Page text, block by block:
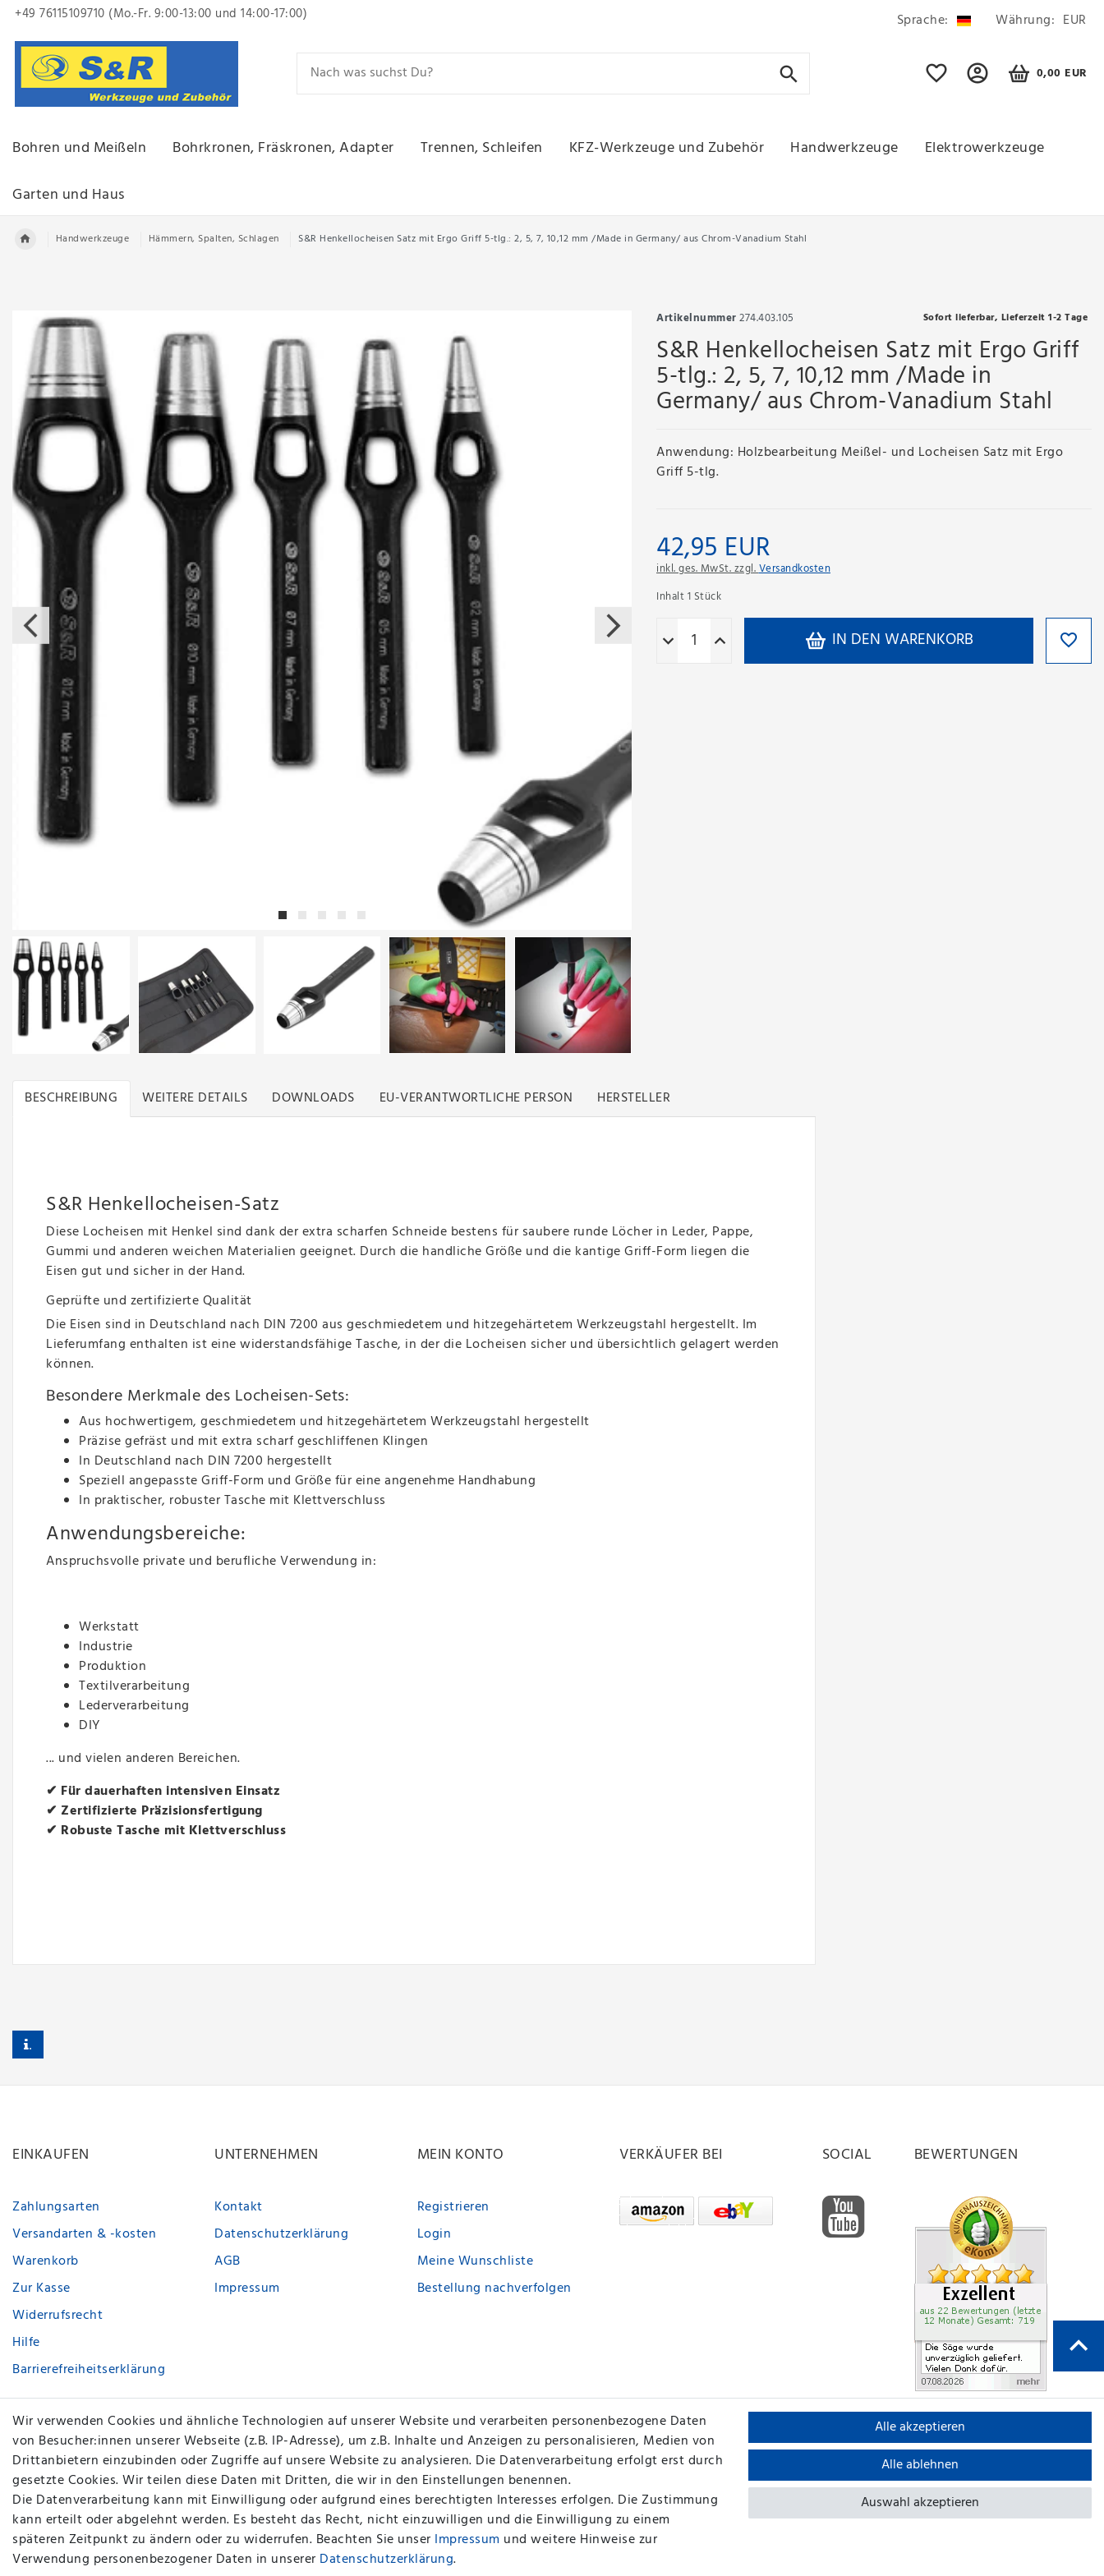
+49 76115109710 (Mo.-Fr. 9:00-13:00 und 14:00-17:00) Sprache: Währung: EUR
0,00 EUR
Bohren und Meißeln Bohrkronen, Fräskronen, Adapter Trennen, Schleifen KFZ-Werkzeuge und Zubehör Handwerkzeuge
Elektrowerkzeuge
Garten und Haus
Handwerkzeuge Hämmern, Spalten, Schlagen S&R Henkellocheisen Satz mit Ergo Griff 5-tlg.: 2, 5, 7, 10,12 mm /Made in Germany/ aus Chrom-Vanadium Stahl
Artikelnummer274.403.105 Sofort lieferbar, Lieferzeit 1-2 Tage
S&R Henkellocheisen Satz mit Ergo Griff
5-tlg.: 2, 5, 7, 10,12 mm /Made in
Germany/ aus Chrom-Vanadium Stahl
Anwendung: Holzbearbeitung Meißel- und Locheisen Satz mit Ergo
Griff 5-tlg.
42,95 EUR
inkl. ges. MwSt. zzgl.Versandkosten
Inhalt1 Stück
IN DEN WARENKORB
BESCHREIBUNG WEITERE DETAILS DOWNLOADS EU-VERANTWORTLICHE PERSON HERSTELLER
S&R Henkellocheisen-Satz
Diese Locheisen mit Henkel sind dank der extra scharfen Schneide bestens für saubere runde Löcher in Leder, Pappe,
Gummi und anderen weichen Materialien geeignet. Durch die handliche Größe und die kantige Griff-Form liegen die
Eisen gut und sicher in der Hand.
Geprüfte und zertifizierte Qualität
Die Eisen sind in Deutschland nach DIN 7200 aus geschmiedetem und hitzegehärtetem Werkzeugstahl hergestellt. Im
Lieferumfang enthalten ist eine widerstandsfähige Tasche, in der die Locheisen sicher und übersichtlich gelagert werden
können.
Besondere Merkmale des Locheisen-Sets:
Aus hochwertigem, geschmiedetem und hitzegehärtetem Werkzeugstahl hergestellt
Präzise gefräst und mit extra scharf geschliffenen Klingen
In Deutschland nach DIN 7200 hergestellt
Speziell angepasste Griff-Form und Größe für eine angenehme Handhabung
In praktischer, robuster Tasche mit Klettverschluss
Anwendungsbereiche:
Anspruchsvolle private und berufliche Verwendung in:
Werkstatt
Industrie
Produktion
Textilverarbeitung
Lederverarbeitung
DIY
... und vielen anderen Bereichen.
✔ Für dauerhaften intensiven Einsatz
✔ Zertifizierte Präzisionsfertigung
✔ Robuste Tasche mit Klettverschluss
EINKAUFEN
Zahlungsarten
Versandarten & -kosten
Warenkorb
Zur Kasse
Widerrufsrecht
Hilfe
Barrierefreiheitserklärung
Vertrag widerrufen
Kontakt
UNTERNEHMEN
Kontakt
Datenschutzerklärung
AGB
Impressum
MEIN KONTO
Registrieren
Login
Meine Wunschliste
Bestellung nachverfolgen
VERKÄUFER BEI SOCIAL BEWERTUNGEN
Wir verwenden Cookies und ähnliche Technologien auf unserer Website und verarbeiten personenbezogene Daten
von Besucher:innen unserer Webseite (z.B. IP-Adresse), um z.B. Inhalte und Anzeigen zu personalisieren, Medien von
Drittanbietern einzubinden oder Zugriffe auf unsere Website zu analysieren. Die Datenverarbeitung erfolgt erst durch
gesetzte Cookies. Wir teilen diese Daten mit Dritten, die wir in den Einstellungen benennen.
Die Datenverarbeitung kann mit Einwilligung oder aufgrund eines berechtigten Interesses erfolgen. Die Zustimmung
kann erteilt oder abgelehnt werden. Es besteht das Recht, nicht einzuwilligen und die Einwilligung zu einem
späteren Zeitpunkt zu ändern oder zu widerrufen. Beachten Sie unser Impressum und weitere Hinweise zur
Verwendung personenbezogener Daten in unserer Daten­schutz­erklärung.
Alle akzeptieren
Alle ablehnen
Auswahl akzeptieren